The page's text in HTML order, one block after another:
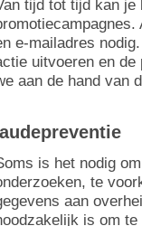
tijd tot tijd kan je
e-mailadres
uitvoeren en de
aan de hand van
is het nodig
te
aan
is om